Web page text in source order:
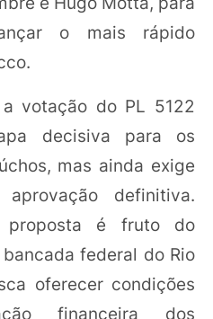
o mais rápido
votação do PL 5122
decisiva para os
mas ainda exige
definitiva.
proposta é fruto do
federal do Rio
oferecer condições
financeira dos